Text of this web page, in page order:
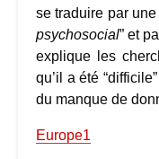
se traduire par une
psychosocial” et
explique les
qu’il a été
du manque de
Europe1